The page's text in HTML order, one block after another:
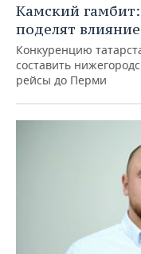
Камский
поделят
Конкуренцию
составить
рейсы до Перми